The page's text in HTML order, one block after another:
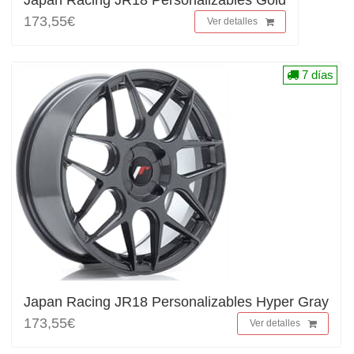
173,55€
Ver detalles
Japan Racing JR18 Personalizables Hyper Gray
173,55€
Ver detalles
7 días